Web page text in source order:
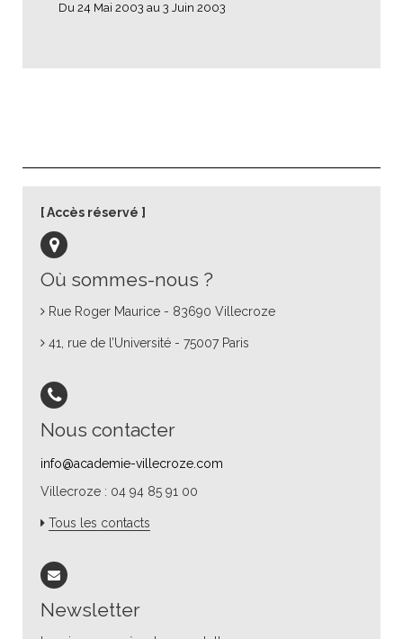
Du 24 Mai 2003 au 3 Juin 2003
Où sommes-nous ?
Rue Roger Maurice - 83690 Villecroze
41, rue de l’Université - 75007 Paris
Nous contacter
info@academie-villecroze.com
Villecroze : 04 94 85 91 00
Tous les contacts
Newsletter
Accès réservé